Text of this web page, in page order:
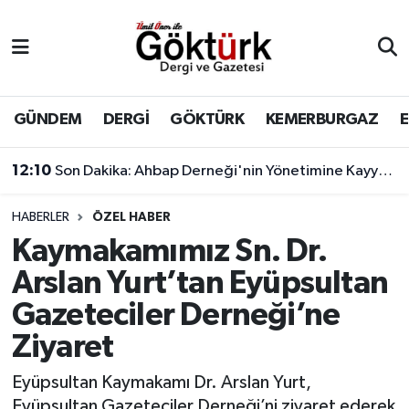
GÜNDEM DERGİ GÖKTÜRK KEMERBURGAZ
12:10 Son Dakika: Ahbap Derneği'nin Yönetimine Kayyum Atandı
HABERLER ÖZEL HABER
Kaymakamımız Sn. Dr.
Arslan Yurt’tan Eyüpsultan
Gazeteciler Derneği’ne
Ziyaret
Eyüpsultan Kaymakamı Dr. Arslan Yurt,
BİLİM
DERGİ
DÜNYA
EĞİTİM
EKONOMİ
GÖKTÜRK
Eyüpsultan Hava Durumu
Eyüpsultan Trafik Yoğunluk Haritası
Süper Lig Puan Durumu ve Fikstür
Tüm Manşetler
Son Dakika Haberleri
Haber Arşivi